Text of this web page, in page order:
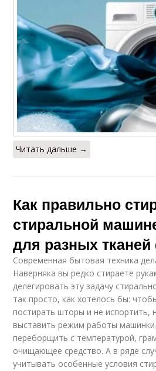
Читать дальше →
Как правильно
стиральной
для разных
Современная бытовая техника
Наверняка вы редко стираете
делегировать эту задачу
так просто, как хотелось бы:
постирать шторы и не испортить,
выставить режим работы
переборщить с температурой,
очищающее средство. А в ряде
учитывать особенные условия